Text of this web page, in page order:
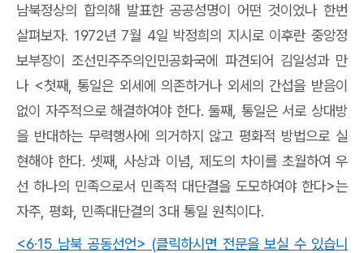
남북정상의 합의해 발표한 공공성명이 어떤 것이었나 한번
살펴보자. 1972년 7월 4일 박정희의 지시로 이후란 중앙정
보부장이 조선민주주의인민공화국에 파견되어 김일성과 만
나 <첫째,통일은 외세에 의존하거나 외세의 간섭을 받음이
없이 자주적으로 해결하여야 한다.둘째 통일은 서로 상대방
을 반대하는 무력행사에 의거하지 않고 평화적 방법으로 실
현해야 한다. 셋째 사상과 이념 제도의 차이를 초월하여 우
선 하나의 민족으로서 민족적 대단결을 도모하여야 한다>는
자주 평화, 민족대단결의 3대 통일 원칙이다.
<6·15 남북 공동선언> (클릭하시면 전문을 보실 수 있습니